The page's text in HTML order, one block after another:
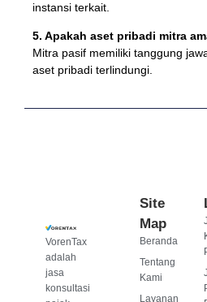
instansi terkait.
5. Apakah aset pribadi mitra
Mitra pasif memiliki tanggung
aset pribadi terlindungi.
VorenTax
adalah
jasa
konsultasi
Site
Map
Beranda
Tentang
Kami
Layanan